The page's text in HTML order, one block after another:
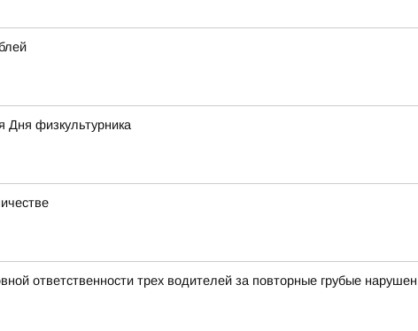
физкультурника
ответственности трех водителей за повторные грубые